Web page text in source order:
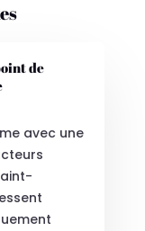
de
avec une